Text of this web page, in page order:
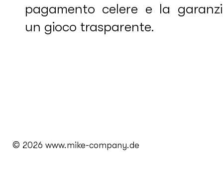
pagamento celere e la
un gioco trasparente.
© 2026 www.mike-company.de